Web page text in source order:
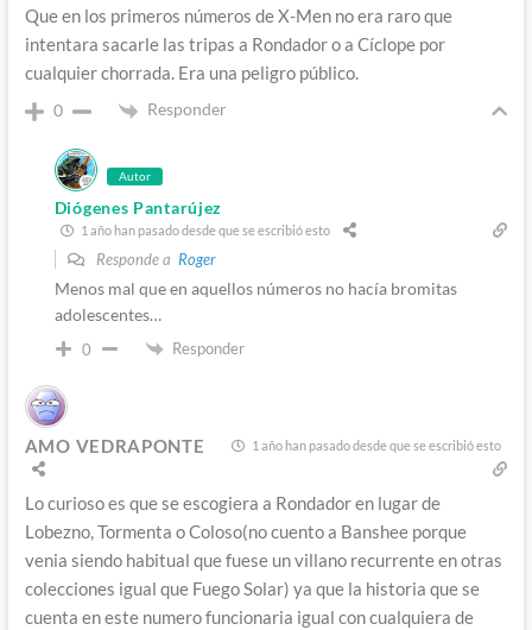
Que en los primeros números de X-Men no era raro que
intentara sacarle las tripas a Rondador o a Cíclope por
cualquier chorrada. Era una peligro público.
0 Responder
Autor
Diógenes Pantarújez
1 año han pasado desde que se escribió esto
Responde a Roger
Menos mal que en aquellos números no hacía bromitas
adolescentes…
0 Responder
AMO VEDRAPONTE 1 año han pasado desde que se escribió esto
Lo curioso es que se escogiera a Rondador en lugar de
Lobezno, Tormenta o Coloso(no cuento a Banshee porque
venia siendo habitual que fuese un villano recurrente en otras
colecciones igual que Fuego Solar) ya que la historia que se
cuenta en este numero funcionaria igual con cualquiera de